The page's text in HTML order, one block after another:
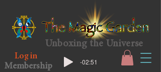
Unboxing the Universe
Log in
Membership
-02:51